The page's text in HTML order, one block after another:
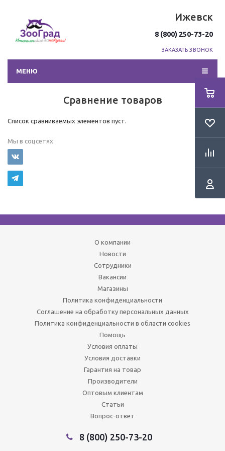
Ижевск
8 (800) 250-73-20
ЗАКАЗАТЬ ЗВОНОК
МЕНЮ
Сравнение товаров
Список сравниваемых элементов пуст.
Мы в соцсетях
О компании
Новости
Сотрудники
Вакансии
Магазины
Политика конфиденциальности
Соглашение на обработку персональных данных
Политика конфиденциальности в области cookies
Помощь
Условия оплаты
Условия доставки
Гарантия на товар
Производители
Оптовым клиентам
Статьи
Вопрос-ответ
8 (800) 250-73-20